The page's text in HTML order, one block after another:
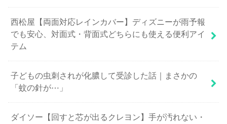
西松屋【両面対応レインカバー】ディズニーが雨予報
でも安心、対面式・背面式どちらにも使える便利アイ
テム
子どもの虫刺されが化膿して受診した話｜まさかの
「蚊の針が⋯」
ダイソー【回すと芯が出るクレヨン】手が汚れない・